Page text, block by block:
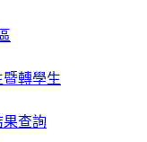
轉學生
果查詢